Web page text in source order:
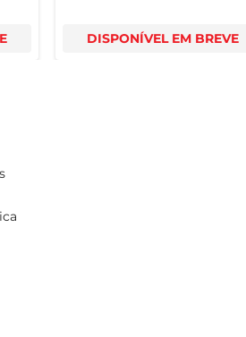
DISPONÍVEL EM BREVE